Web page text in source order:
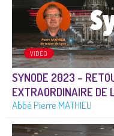
VIDÉO
SYNODE 2023 –
EXTRAORDINAIRE DE
Abbé Pierre MATHIEU